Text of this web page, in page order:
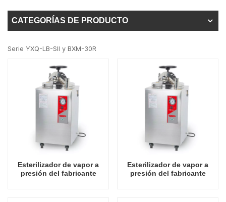
CATEGORÍAS DE PRODUCTO
Serie YXQ-LB-SII y BXM-30R
Esterilizador de vapor a
presión del fabricante
Esterilizador de vapor a
presión del fabricante